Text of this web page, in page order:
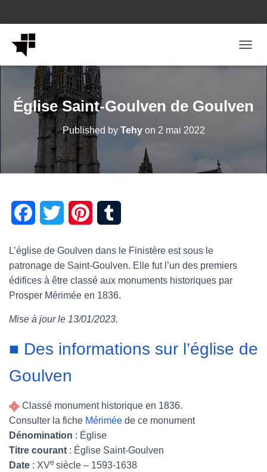
Église Saint-Goulven de Goulven
Published by Tehyon 2 mai 2022
e
o
k
t
r
n
t
e
t
b
L’église de Goulven dans le Finistère est sous le
patronage de Saint-Goulven. Elle fut l’un des premiers
édifices à être classé aux monuments historiques par
Prosper Mérimée en 1836.
Mise à jour le 13/01/2023.
■ Des informations sur l’église de
Goulven
Classé monument historique en 1836.
Consulter la fiche Mérimée de ce monument
Dénomination : Église
Titre courant : Église Saint-Goulven
Date : XVe siècle – 1593-1638